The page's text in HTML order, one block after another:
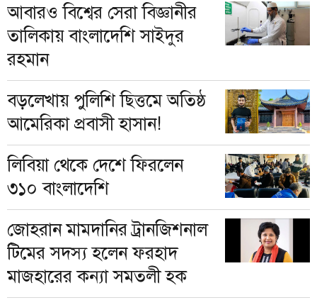
আবারও বিশ্বের সেরা বিজ্ঞানীর
তালিকায় বাংলাদেশি সাইদুর
রহমান
বড়লেখায় পুলিশি ছিত্তমে অতিষ্ঠ
আমেরিকা প্রবাসী হাসান!
লিবিয়া থেকে দেশে ফিরলেন
৩১০ বাংলাদেশি
জোহরান মামদানির ট্রানজিশনাল
টিমের সদস্য হলেন ফরহাদ
মাজহারের কন্যা সমতলী হক